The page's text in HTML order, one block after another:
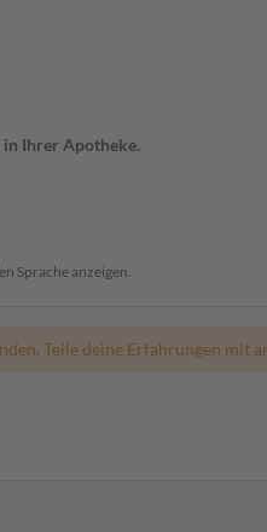
in Ihrer Apotheke.
Sprache anzeigen.
Teile deine Erfahrungen mit